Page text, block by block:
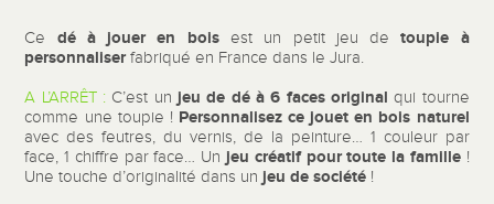
Ce dé à jouer en boisest un petit jeu detoupie à
personnaliserfabriqué en France dans le Jura.
A L’ARRÊT : C’est un jeu de dé à 6 faces originalqui tourne
comme une toupie ! Personnalisez ce jouet en bois naturel
avec des feutres, du vernis, de la peinture… 1 couleur par
face, 1 chiffre par face… Un jeu créatif pour toute la famille!
Une touche d’originalité dans un jeu de société !